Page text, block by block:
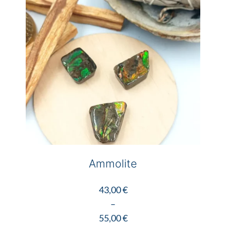
peuvent
être
choisies
sur
la
page
produit
Ammolite
43,00€
–
55,00€